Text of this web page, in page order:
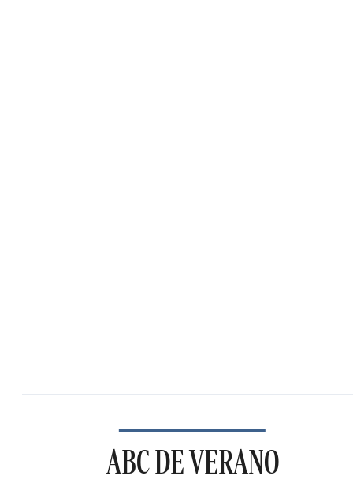
ABC DE VERANO